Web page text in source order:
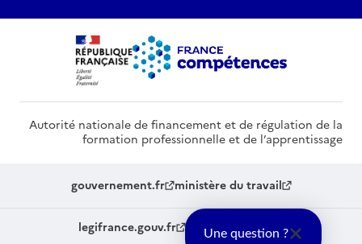
Autorité nationale de financement et de régulation de la
formation professionnelle et de l’apprentissage
gouvernement.fr ministère du travail
legifrance.gouv.fr service-public.fr
Une question ?